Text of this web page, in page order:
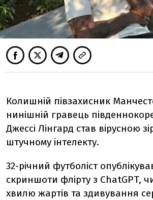
Колишній півзахисник
нинішній гравець
Джессі Лінгард став вірусною
штучному інтелекту.
32-річний футболіст
скриншоти флірту з ChatGPT,
хвилю жартів та здивування